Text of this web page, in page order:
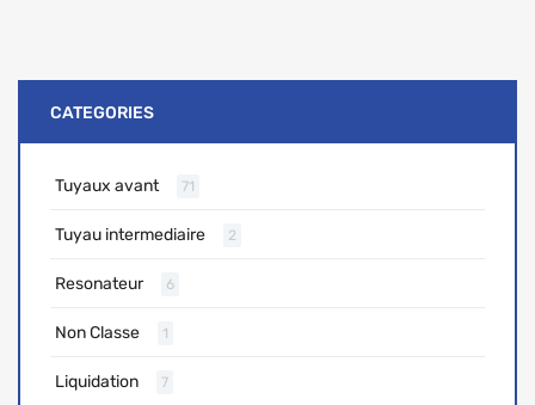
CATEGORIES
Tuyaux avant 71
Tuyau intermediaire 2
Resonateur 6
Non Classe 1
Liquidation 7